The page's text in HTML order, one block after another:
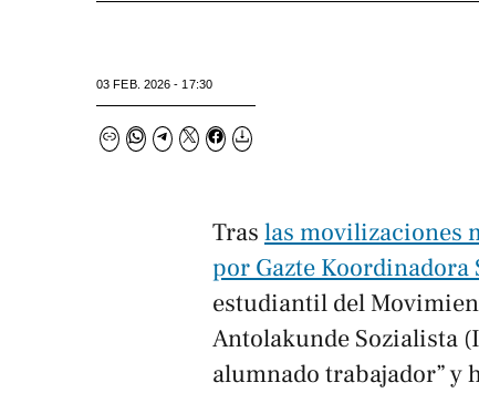
03 FEB. 2026 - 17:30
Tras las movilizaciones
por Gazte Koordinadora
estudiantil del
Antolakunde Sozialista
alumnado trabajador” y